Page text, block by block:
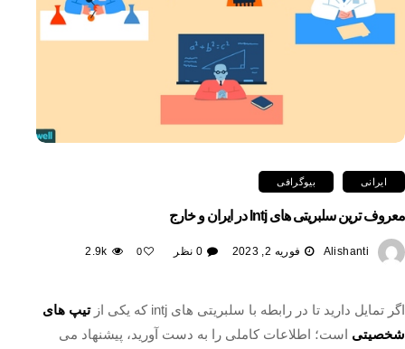
ایرانی بیوگرافی
معروف ترین سلبریتی های Intj در ایران و خارج
Alishanti فوریه 2, 2023 0 نظر 0
2.9k
اگر تمایل دارید تا در رابطه با سلبریتی های intj که یکی از
تیپ های
شخصیتی است؛ اطلاعات کاملی را به دست آورید، پیشنهاد می